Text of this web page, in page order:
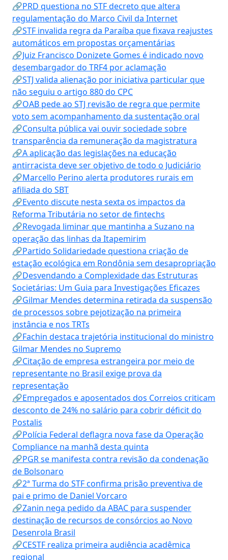
🔗PRD questiona no STF decreto que altera
regulamentação do Marco Civil da Internet
🔗STF invalida regra da Paraíba que fixava reajustes
automáticos em propostas orçamentárias
🔗Juiz Francisco Donizete Gomes é indicado novo
desembargador do TRF4 por aclamação
🔗STJ valida alienação por iniciativa particular que
não seguiu o artigo 880 do CPC
🔗OAB pede ao STJ revisão de regra que permite
voto sem acompanhamento da sustentação oral
🔗Consulta pública vai ouvir sociedade sobre
transparência da remuneração da magistratura
🔗A aplicação das legislações na educação
antirracista deve ser objetivo de todo o Judiciário
🔗Marcello Perino alerta produtores rurais em
afiliada do SBT
🔗Evento discute nesta sexta os impactos da
Reforma Tributária no setor de fintechs
🔗Revogada liminar que mantinha a Suzano na
operação das linhas da Itapemirim
🔗Partido Solidariedade questiona criação de
estação ecológica em Rondônia sem desapropriação
🔗Desvendando a Complexidade das Estruturas
Societárias: Um Guia para Investigações Eficazes
🔗Gilmar Mendes determina retirada da suspensão
de processos sobre pejotização na primeira
instância e nos TRTs
🔗Fachin destaca trajetória institucional do ministro
Gilmar Mendes no Supremo
🔗Citação de empresa estrangeira por meio de
representante no Brasil exige prova da
representação
🔗Empregados e aposentados dos Correios criticam
desconto de 24% no salário para cobrir déficit do
Postalis
🔗Polícia Federal deflagra nova fase da Operação
Compliance na manhã desta quinta
🔗PGR se manifesta contra revisão da condenação
de Bolsonaro
🔗2ª Turma do STF confirma prisão preventiva de
pai e primo de Daniel Vorcaro
🔗Zanin nega pedido da ABAC para suspender
destinação de recursos de consórcios ao Novo
Desenrola Brasil
🔗CESTF realiza primeira audiência acadêmica
regional